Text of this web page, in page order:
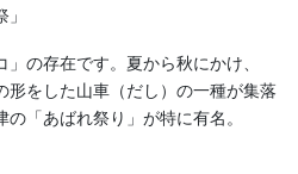
の存在です。夏から秋にかけ、
形をした山車（だし）の一種が集落
「あばれ祭り」が特に有名。